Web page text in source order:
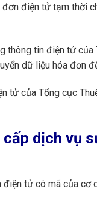
điện tử tạm thời
thông tin điện tử
dữ liệu hóa đơn
tử của Tổng cục
dịch vụ
tử có mã của cơ